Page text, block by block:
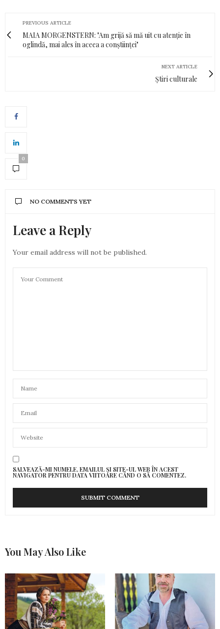
PREVIOUS ARTICLE
MAIA MORGENSTERN: "Am grijă să mă uit cu atenție în
oglindă, mai ales în aceea a conștiinței"
NEXT ARTICLE
Știri culturale
0
NO COMMENTS YET
Leave a Reply
Your email address will not be published.
SALVEAZĂ-MI NUMELE, EMAILUL ȘI SITE-UL WEB ÎN ACEST
NAVIGATOR PENTRU DATA VIITOARE CÂND O SĂ COMENTEZ.
You May Also Like